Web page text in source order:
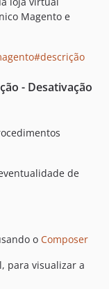
Magento e
- Desativação
de
o Composer
para visualizar a